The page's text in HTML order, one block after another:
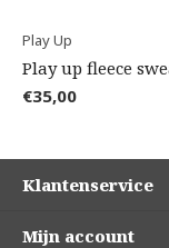
Play Up
Play up fleece
€35,00
Klantenservice
Mijn account